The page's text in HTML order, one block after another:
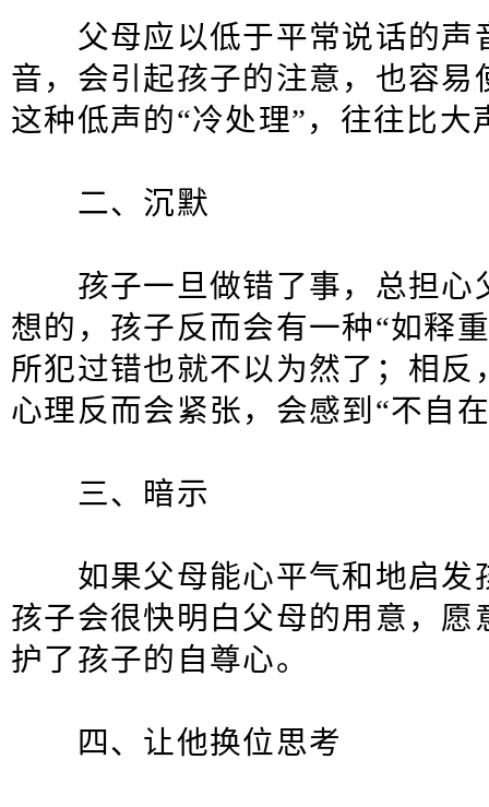
父母应以低于平常说话的声
音，会引起孩子的注意，也容
这种低声的“冷处理”，往往比大
二、沉默
孩子一旦做错了事，总担心
想的，孩子反而会有一种“如释
所犯过错也就不以为然了；相
心理反而会紧张，会感到“不自
三、暗示
如果父母能心平气和地启发
孩子会很快明白父母的用意，
护了孩子的自尊心。
四、让他换位思考